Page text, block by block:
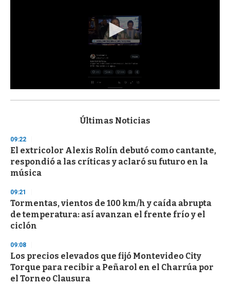
s
d
s
o
f
3
s
e
c
o
n
Últimas Noticias
09:22
El extricolor Alexis Rolín debutó como cantante,
respondió a las críticas y aclaró su futuro en la
música
09:21
Tormentas, vientos de 100 km/h y caída abrupta
de temperatura: así avanzan el frente frío y el
ciclón
09:08
Los precios elevados que fijó Montevideo City
Torque para recibir a Peñarol en el Charrúa por
el Torneo Clausura